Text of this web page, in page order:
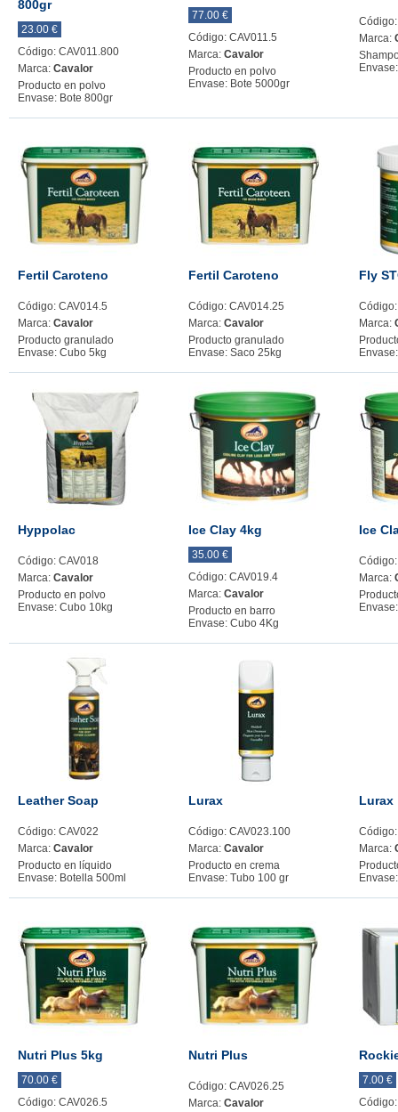
800gr
23.00 €
Código: CAV011.800
Marca: Cavalor
Producto en polvo
Envase: Bote 800gr
77.00 €
Código: CAV011.5
Marca: Cavalor
Producto en polvo
Envase: Bote 5000gr
Marca:
Fertil Caroteno
Código: CAV014.5
Marca: Cavalor
Producto granulado
Envase: Cubo 5kg
Fertil Caroteno
Código: CAV014.25
Marca: Cavalor
Producto granulado
Envase: Saco 25kg
Fly
Marca:
Hyppolac
Código: CAV018
Marca: Cavalor
Producto en polvo
Envase: Cubo 10kg
Ice Clay 4kg
35.00 €
Código: CAV019.4
Marca: Cavalor
Producto en barro
Envase: Cubo 4Kg
Ice
Marca:
Leather Soap
Código: CAV022
Marca: Cavalor
Producto en líquido
Envase: Botella 500ml
Lurax
Código: CAV023.100
Marca: Cavalor
Producto en crema
Envase: Tubo 100 gr
Lurax
Marca:
Nutri Plus 5kg
70.00 €
Código: CAV026.5
Nutri Plus
Código: CAV026.25
Marca: Cavalor
7.00 €